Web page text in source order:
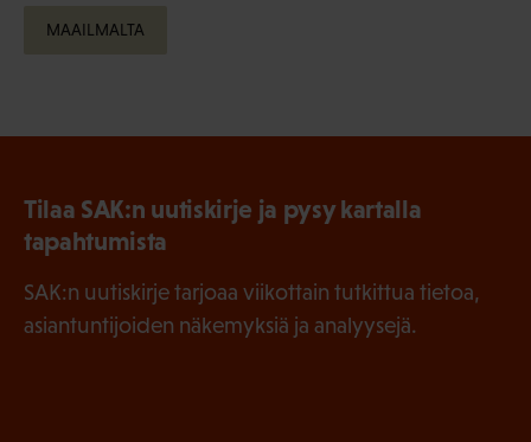
MAAILMALTA
Tilaa SAK:n uutiskirje ja pysy kartalla
tapahtumista
SAK:n uutiskirje tarjoaa viikottain tutkittua tietoa,
asiantuntijoiden näkemyksiä ja analyysejä.